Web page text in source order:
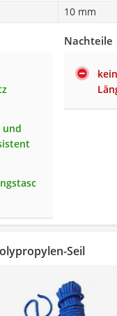
10 mm
und
Nachteile
Seil